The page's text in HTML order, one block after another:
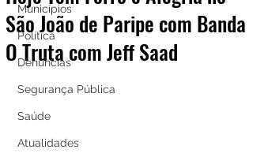
Municípios
Política
Denúncias
Segurança Pública
Saúde
Atualidades
São João de Paripe com Banda
O Truta com Jeff Saad